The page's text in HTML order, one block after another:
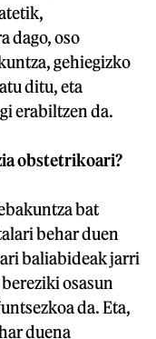
dago, oso
gehiegizko
ditu, eta
erabiltzen da.
obstetrikoari?
bat
behar duen
baliabideak jarri
osasun
da. Eta,
duena